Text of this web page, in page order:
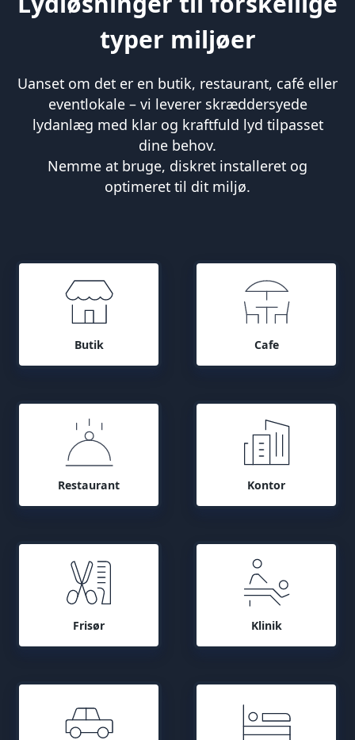
typer miljøer
Uanset om det er en butik, restaurant, café eller
eventlokale – vi leverer skræddersyede
lydanlæg med klar og kraftfuld lyd tilpasset
dine behov.
Nemme at bruge, diskret installeret og
optimeret til dit miljø.
Butik Cafe
Restaurant Kontor
Frisør Klinik